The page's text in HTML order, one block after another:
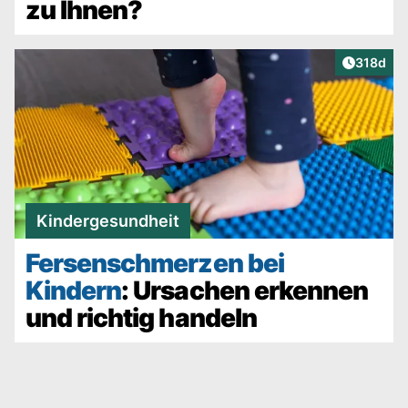
zu Ihnen?
Artikel
318d
Kindergesundheit
Fersenschmerzen bei
Kindern: Ursachen erkennen
und richtig handeln